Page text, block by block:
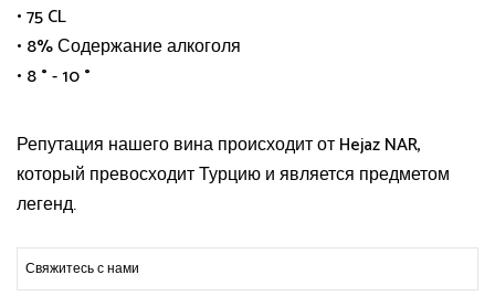
• 75 CL
• 8% Содержание алкоголя
• 8 ° - 10 °
Репутация нашего вина происходит от Hejaz NAR,
который превосходит Турцию и является предметом
легенд.
Свяжитесь с нами